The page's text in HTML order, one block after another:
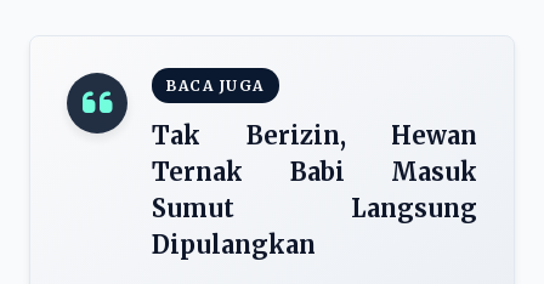
BACA JUGA
Tak Berizin, Hewan
Ternak Babi Masuk
Sumut Langsung
Dipulangkan